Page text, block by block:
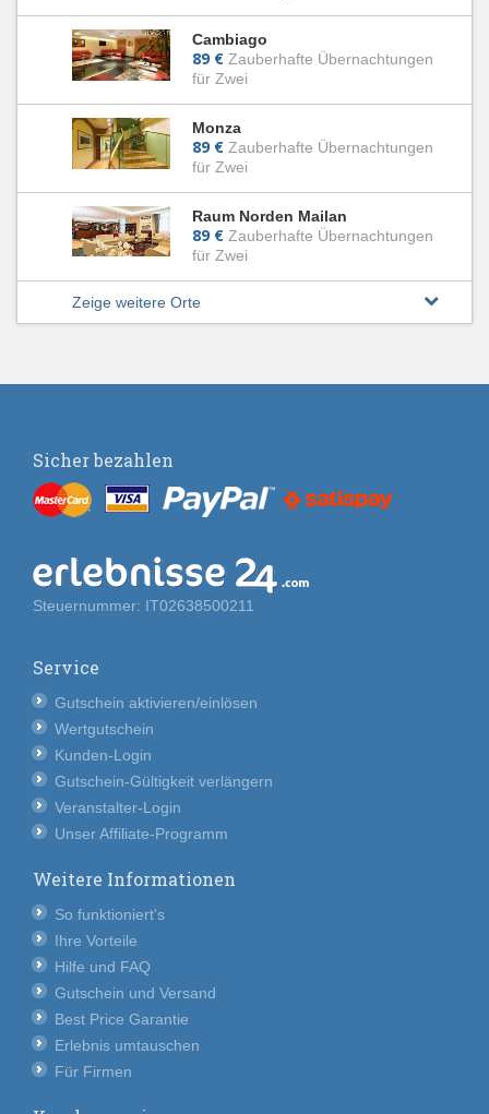
Cambiago
89 € Zauberhafte Übernachtungen
für Zwei
Monza
89 € Zauberhafte Übernachtungen
für Zwei
Raum Norden Mailan
89 € Zauberhafte Übernachtungen
für Zwei
Zeige weitere Orte
Sicher bezahlen
Steuernummer: IT02638500211
Service
Gutschein aktivieren/einlösen
Wertgutschein
Kunden-Login
Gutschein-Gültigkeit verlängern
Veranstalter-Login
Unser Affiliate-Programm
Weitere Informationen
So funktioniert's
Ihre Vorteile
Hilfe und FAQ
Gutschein und Versand
Best Price Garantie
Erlebnis umtauschen
Für Firmen